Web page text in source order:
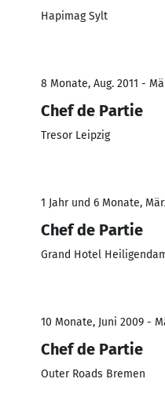
Hapimag Sylt
8 Monate, Aug. 2011 -
Chef de Partie
Tresor Leipzig
1 Jahr und 6 Monate,
Chef de Partie
Grand Hotel
10 Monate, Juni 2009 -
Chef de Partie
Outer Roads Bremen